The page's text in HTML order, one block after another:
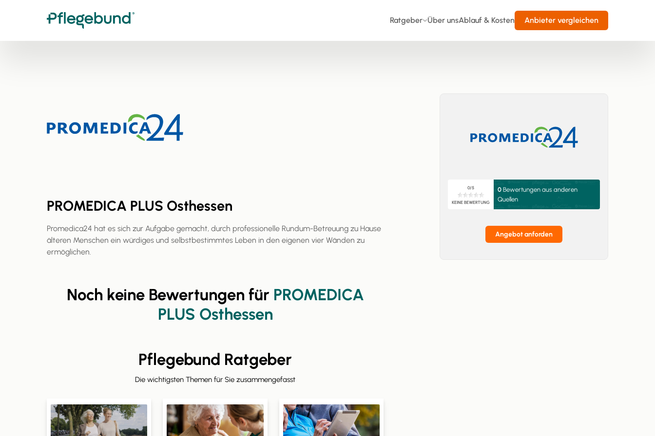
Ratgeber Über unsAblauf & Kosten Anbieter vergleichen
PROMEDICA PLUS Osthessen
Promedica24 hat es sich zur Aufgabe gemacht, durch professionelle Rundum-Betreuung zu Hause
älteren Menschen ein würdiges und selbstbestimmtes Leben in den eigenen vier Wänden zu
ermöglichen.
Noch keine Bewertungen für PROMEDICA
PLUS Osthessen
Pflegebund Ratgeber
Die wichtigsten Themen für Sie zusammengefasst
0/5
KEINE BEWERTUNG
0 Bewertungen aus anderen
Quellen
Angebot anforden